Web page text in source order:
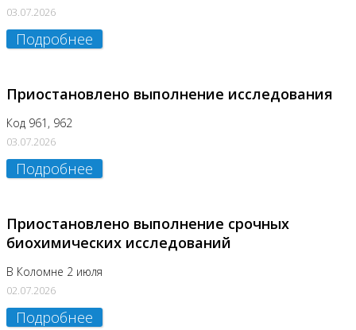
03.07.2026
Подробнее
Приостановлено выполнение исследования
Код 961, 962
03.07.2026
Подробнее
Приостановлено выполнение срочных
биохимических исследований
В Коломне 2 июля
02.07.2026
Подробнее